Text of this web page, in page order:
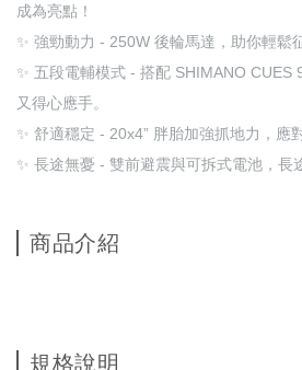
成為亮點！
✨ 強勁動力 - 250W 後輪馬達，助你輕鬆
✨ 五段電輔模式 - 搭配 SHIMANO CUES
又得心應手。
✨ 舒適穩定 - 20x4” 胖胎加強抓地力，應
✨ 長途無憂 - 雙前避震與可拆式電池，長
商品介紹
規格說明